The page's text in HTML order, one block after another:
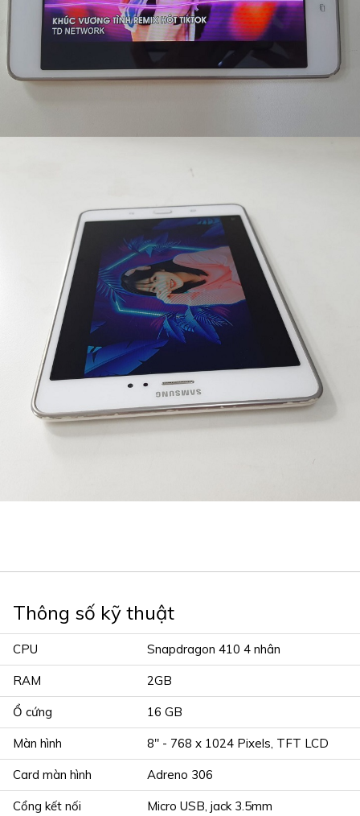
Thông số kỹ thuật
CPU Snapdragon 410 4 nhân
RAM 2GB
Ổ cứng 16 GB
Màn hình 8" - 768 x 1024 Pixels, TFT LCD
Card màn hình Adreno 306
Cổng kết nối Micro USB, jack 3.5mm